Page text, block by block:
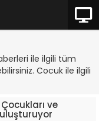
ile ilgili tüm
Cocuk ile ilgili
ve